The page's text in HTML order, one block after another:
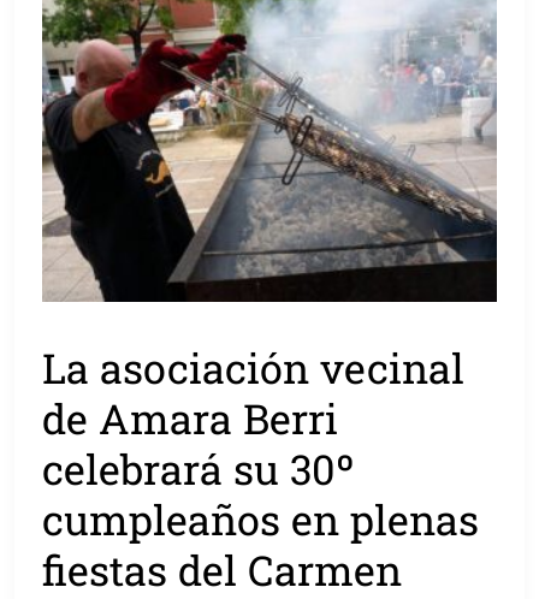
La asociación vecinal
de Amara Berri
celebrará su 30º
cumpleaños en plenas
fiestas del Carmen